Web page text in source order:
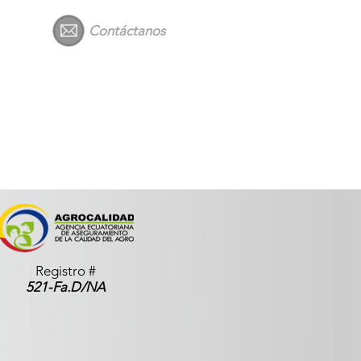
Contáctanos
Registro #
521-Fa.D/NA